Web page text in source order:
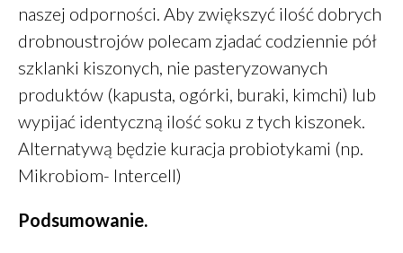
naszej odporności. Aby zwiększyć ilość dobrych
drobnoustrojów polecam zjadać codziennie pół
szklanki kiszonych, nie pasteryzowanych
produktów (kapusta, ogórki, buraki, kimchi) lub
wypijać identyczną ilość soku z tych kiszonek.
Alternatywą będzie kuracja probiotykami (np.
Mikrobiom- Intercell)
Podsumowanie.